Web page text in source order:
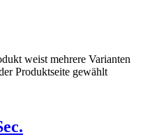
weist mehrere Varianten
Produktseite gewählt